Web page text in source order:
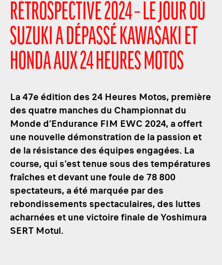
RÉTROSPECTIVE 2024 – LE JOUR OÙ
SUZUKI A DÉPASSÉ KAWASAKI ET
HONDA AUX 24 HEURES MOTOS
La 47e édition des 24 Heures Motos, première
des quatre manches du Championnat du
Monde d’Endurance FIM EWC 2024, a offert
une nouvelle démonstration de la passion et
de la résistance des équipes engagées. La
course, qui s'est tenue sous des températures
fraîches et devant une foule de 78 800
spectateurs, a été marquée par des
rebondissements spectaculaires, des luttes
acharnées et une victoire finale de Yoshimura
SERT Motul.